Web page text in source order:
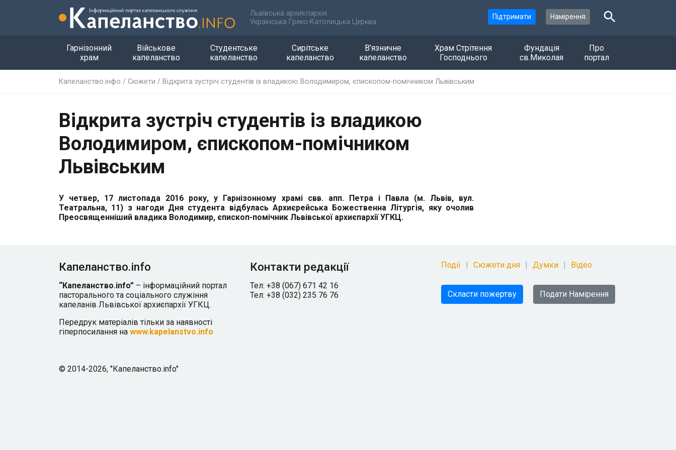
Львівська архиєпархія
Українська Греко-Католицька Церква
Підтримати Намірення
Гарнізонний
храм
Військове
капеланство
Студентське
капеланство
Сирітське
капеланство
В’язничне
капеланство
Храм Стрітення
Господнього
Фундація
св.Миколая
Про
портал
Капеланство.інфо / Сюжети / Відкрита зустріч студентів із владикою Володимиром, єпископом-помічником Львівським
Відкрита зустріч студентів із владикою
Володимиром, єпископом-помічником
Львівським
У четвер, 17 листопада 2016 року, у Гарнізонному храмі свв. апп. Петра і Павла (м. Львів, вул.
Театральна, 11) з нагоди Дня студента відбулась Архиєрейська Божественна Літургія, яку очолив
Преосвященніший владика Володимир, єпископ-помічник Львівської архиєпархії УГКЦ.
Капеланство.info
“Капеланство.info” – інформаційний портал
пасторального та соціального служіння
капеланів Львівської архиєпархії УГКЦ.
Передрук матеріалів тільки за наявності
гіперпосилання на www.kapelanstvo.info
Контакти редакції
Тел: +38 (067) 671 42 16
Тел: +38 (032) 235 76 76
Події Сюжети дня Думки Відео
Скласти пожертву Подати Намірення
© 2014-2026, "Капеланство.info"